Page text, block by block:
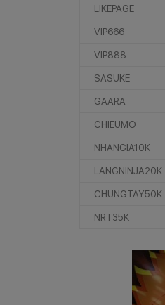
LIKEPAGE
VIP666
VIP888
SASUKE
GAARA
CHIEUMO
NHANGIA10K
LANGNINJA20K
CHUNGTAY50K
NRT35K